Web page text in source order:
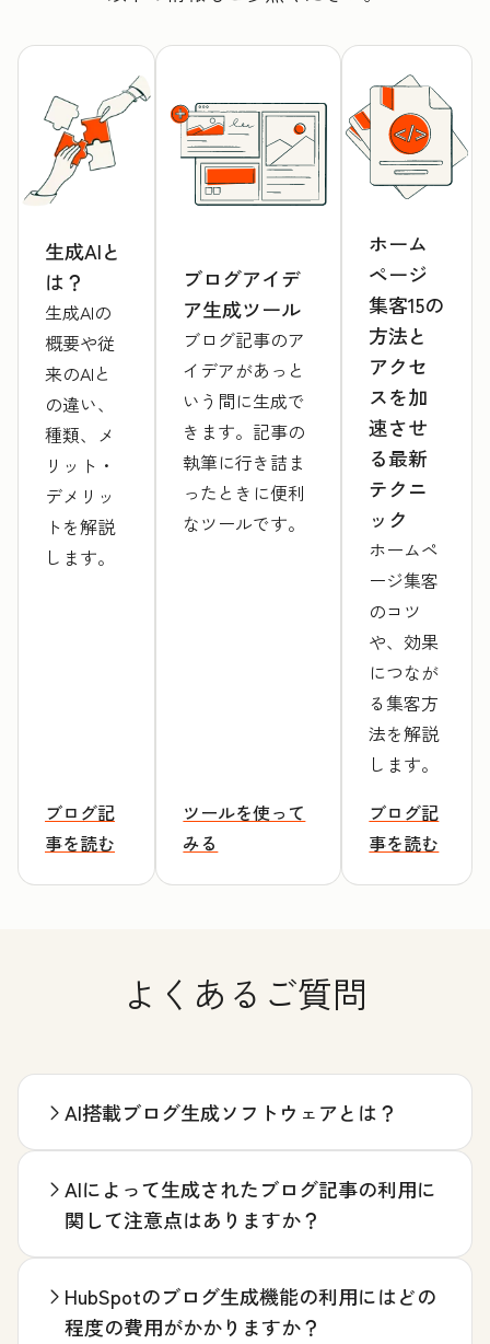
生成AIと
は？
生成AIの
概要や従
来のAIと
の違い、
種類、メ
リット・
デメリッ
トを解説
します。
ブログ記
事を読む
ブログアイデ
ア生成ツール
ブログ記事のア
イデアがあっと
いう間に生成で
きます。記事の
執筆に行き詰ま
ったときに便利
なツールです。
ツールを使って
みる
ホーム
ページ
集客15の
方法と
アクセ
スを加
速させ
る最新
テクニ
ック
ホームペ
ージ集客
のコツ
や、効果
につなが
る集客方
法を解説
します。
ブログ記
事を読む
よくあるご質問
AI搭載ブログ生成ソフトウェアとは？
AIによって生成されたブログ記事の利用に
関して注意点はありますか？
HubSpotのブログ生成機能の利用にはどの
程度の費用がかかりますか？